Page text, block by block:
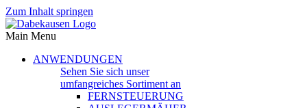
Zum Inhalt springen
Main Menu
ANWENDUNGEN
Sehen Sie sich unser
umfangreiches Sortiment an
FERNSTEUERUNG